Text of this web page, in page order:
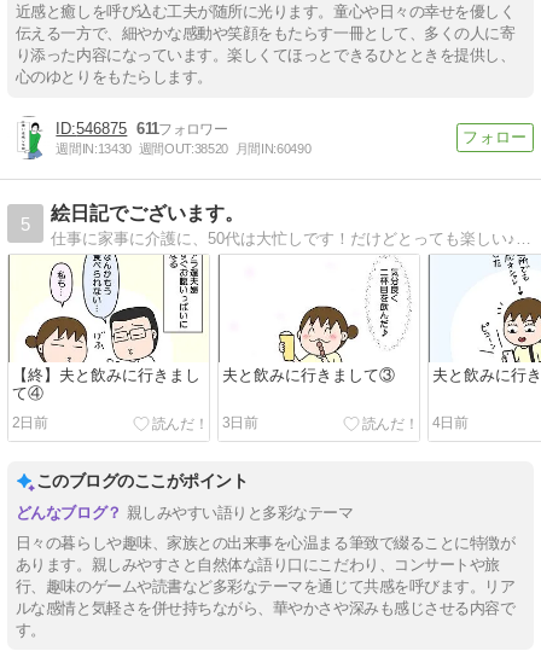
近感と癒しを呼び込む工夫が随所に光ります。童心や日々の幸せを優しく
伝える一方で、細やかな感動や笑顔をもたらす一冊として、多くの人に寄
り添った内容になっています。楽しくてほっとできるひとときを提供し、
心のゆとりをもたらします。
546875 611
週間IN:13430 週間OUT:38520 月間IN:60490
5
絵日記でございます。
【終】夫と飲みに行きまし
て④
2日前
夫と飲みに行きまして③
3日前
夫と飲みに行
4日前
このブログのここがポイント
親しみやすい語りと多彩なテーマ
日々の暮らしや趣味、家族との出来事を心温まる筆致で綴ることに特徴が
あります。親しみやすさと自然体な語り口にこだわり、コンサートや旅
行、趣味のゲームや読書など多彩なテーマを通じて共感を呼びます。リア
ルな感情と気軽さを併せ持ちながら、華やかさや深みも感じさせる内容で
す。